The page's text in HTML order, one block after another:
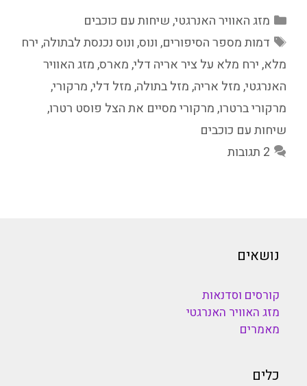
קטגוריות
מזג האוויר האנרגטי,שיחות עם כוכבים
תגיות
דמות מספר הסיפורים,ונוס,ונוס נכנסת לבתולה,ירח
מלא,ירח מלא על ציר אריה דלי,מארס,מזג האוויר
האנרגטי,מזל אריה,מזל בתולה,מזל דלי,מרקורי,
מרקורי ברטרו,מרקורי מסיים את הצל פוסט רטרו,
שיחות עם כוכבים
2 תגובות
נושאים
קורסים וסדנאות
מזג האוויר האנרגטי
מאמרים
כלים